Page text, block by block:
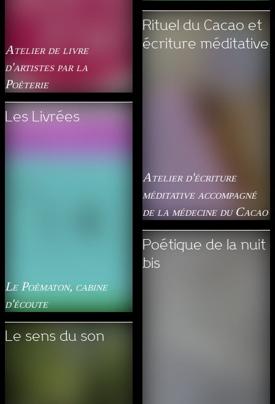
Atelier de livre
d'artistes par la
Poèterie
Les Livrées
Le Poèmaton, cabine
d'écoute
Le sens du son
Rituel du Cacao et
écriture méditative
Atelier d'écriture
méditative accompagné
de la médecine du Cacao
Poétique de la nuit
bis